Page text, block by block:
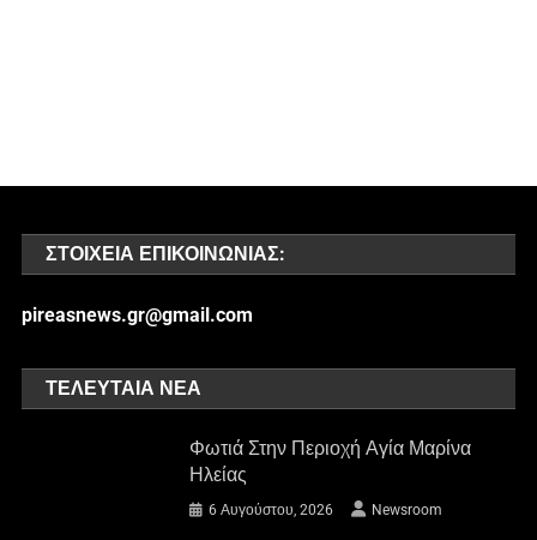
ΣΤΟΙΧΕΊΑ ΕΠΙΚΟΙΝΩΝΊΑΣ:
pireasnews.gr@gmail.com
ΤΕΛΕΥΤΑΊΑ ΝΈΑ
Φωτιά Στην Περιοχή Αγία Μαρίνα
Ηλείας
6 Αυγούστου, 2026 Newsroom